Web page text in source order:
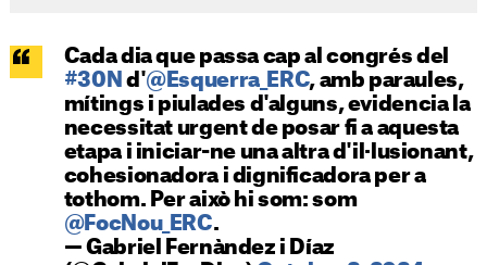
Cada dia que passa cap al congrés del
#30N d'@Esquerra_ERC, amb paraules,
mítings i piulades d'alguns, evidencia la
necessitat urgent de posar fi a aquesta
etapa i iniciar-ne una altra d'il·lusionant,
cohesionadora i dignificadora per a
tothom. Per això hi som: som
@FocNou_ERC.
— Gabriel Fernàndez i Díaz